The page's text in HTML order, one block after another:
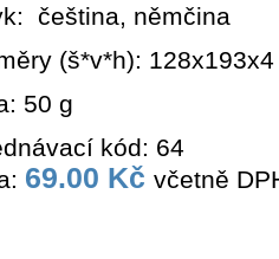
čeština, němčina
(š*v*h):
50 g
kód: 64
69.00 Kč včetně